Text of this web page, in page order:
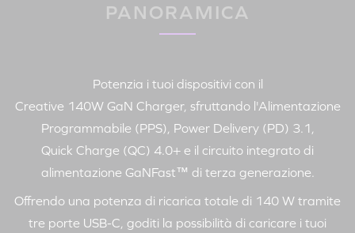
PANORAMICA
Potenzia i tuoi dispositivi con il
Creative 140W GaN Charger, sfruttando l'Alimentazione
Programmabile (PPS), Power Delivery (PD) 3.1
Quick Charge (QC) 4.0+ e il circuito integrato di
alimentazione GaNFast™ di terza generazione.
Offrendo una potenza di ricarica totale di 140 W tramite
tre porte USB-C , goditi la possibilità di caricare i tuoi